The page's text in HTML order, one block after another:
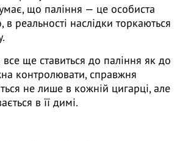
що паління — це особиста
реальності наслідки торкаються
ще ставиться до паління як до
контролювати, справжня
не лише в кожній цигарці, але
в її димі.